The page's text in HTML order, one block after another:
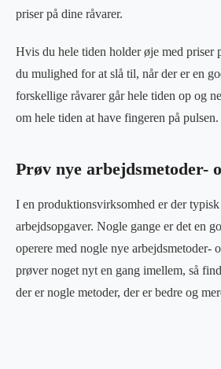
priser på dine råvarer.
Hvis du hele tiden holder øje med priser
du mulighed for at slå til, når der er en
forskellige råvarer går hele tiden op og
om hele tiden at have fingeren på pulsen.
Prøv nye arbejdsmetoder-
I en produktionsvirksomhed er der
arbejdsopgaver. Nogle gange er det en
operere med nogle nye arbejdsmetoder-
prøver noget nyt en gang imellem, så
der er nogle metoder, der er bedre og